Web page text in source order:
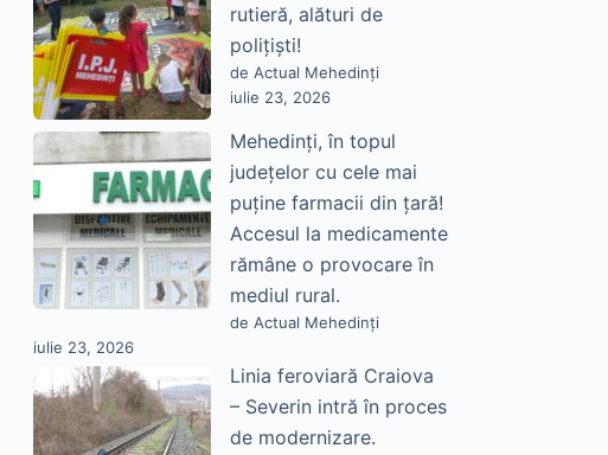
rutieră, alături de
polițiști!
de Actual Mehedinți
iulie 23, 2026
Mehedinți, în topul
județelor cu cele mai
puține farmacii din țară!
Accesul la medicamente
rămâne o provocare în
mediul rural.
de Actual Mehedinți
iulie 23, 2026
Linia feroviară Craiova
– Severin intră în proces
de modernizare.